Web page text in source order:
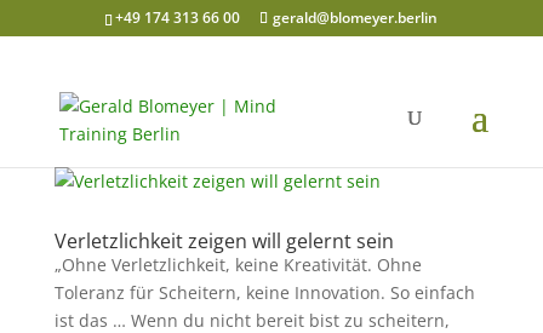
+49 174 313 66 00 gerald@blomeyer.berlin
Verletzlichkeit zeigen will gelernt sein
„Ohne Verletzlichkeit, keine Kreativität. Ohne
Toleranz für Scheitern, keine Innovation. So einfach
ist das … Wenn du nicht bereit bist zu scheitern,